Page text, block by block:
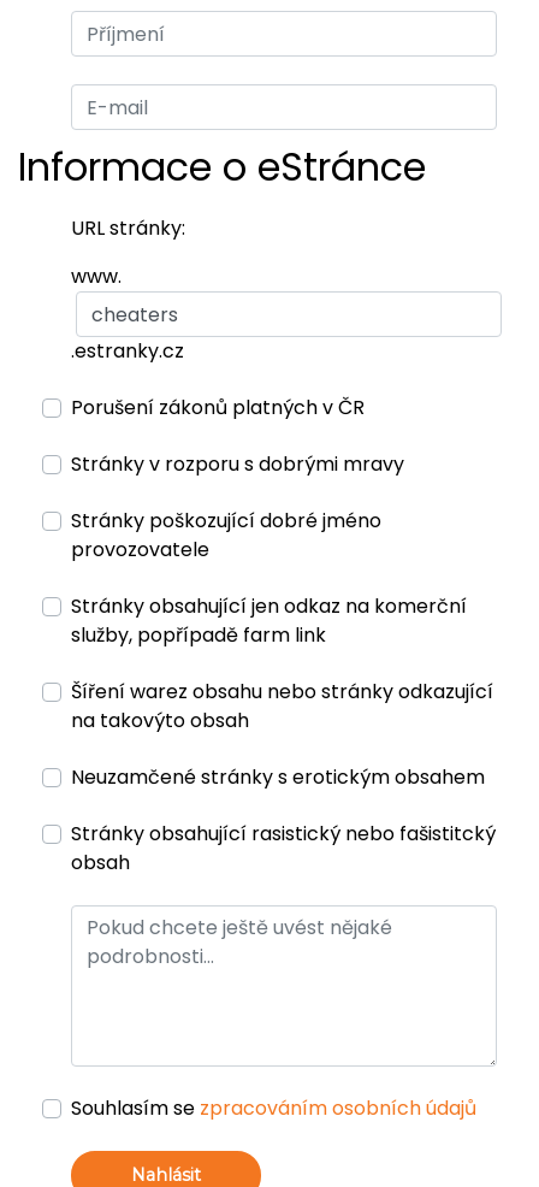
Informace o eStránce
URL stránky:
www.
.estranky.cz
Porušení zákonů platných v ČR
Stránky v rozporu s dobrými mravy
Stránky poškozující dobré jméno
provozovatele
Stránky obsahující jen odkaz na komerční
služby, popřípadě farm link
Šíření warez obsahu nebo stránky odkazující
na takovýto obsah
Neuzamčené stránky s erotickým obsahem
Stránky obsahující rasistický nebo fašistitcký
obsah
Souhlasím se zpracováním osobních údajů
Nahlásit